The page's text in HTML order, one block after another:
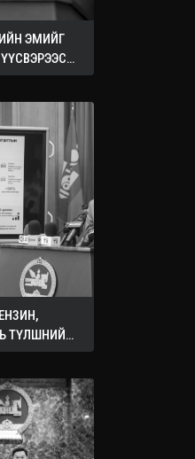
ЭМИЙГ
АВАХ
ТҮЛШНИЙ
АЛБАН